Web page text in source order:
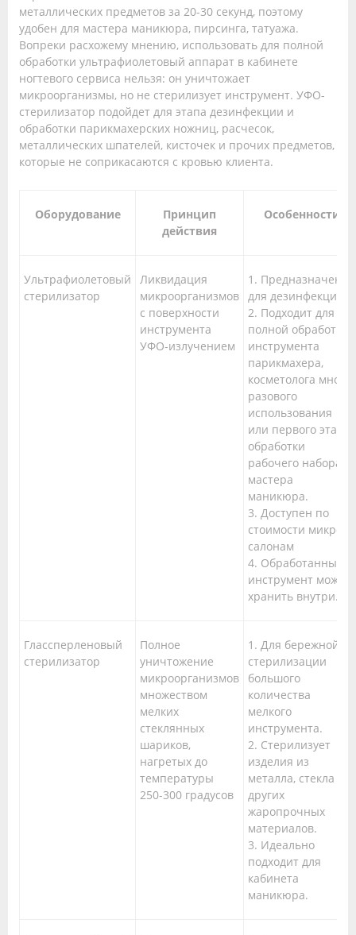
металлических предметов за 20-30 секунд, поэтому
удобен для мастера маникюра, пирсинга, татуажа.
Вопреки расхожему мнению, использовать для полной
обработки ультрафиолетовый аппарат в кабинете
ногтевого сервиса нельзя: он уничтожает
микроорганизмы, но не стерилизует инструмент. УФО-
стерилизатор подойдет для этапа дезинфекции и
обработки парикмахерских ножниц, расчесок,
металлических шпателей, кисточек и прочих предметов,
которые не соприкасаются с кровью клиента.
Оборудование
Принцип
действия
Особенности
Ультрафиолетовый
стерилизатор
Ликвидация
микроорганизмов
с поверхности
инструмента
УФО-излучением
1. Предназначен
для дезинфекции.
2. Подходит для
полной обработки
инструмента
парикмахера,
косметолога много
разового
использования
или первого этапа
обработки
рабочего набора
мастера
маникюра.
3. Доступен по
стоимости микро-
салонам
4. Обработанный
инструмент можно
хранить внутри.
Глассперленовый
стерилизатор
Полное
уничтожение
микроорганизмов
множеством
мелких
стеклянных
шариков,
нагретых до
температуры
250-300 градусов
1. Для бережной
стерилизации
большого
количества
мелкого
инструмента.
2. Стерилизует
изделия из
металла, стекла и
других
жаропрочных
материалов.
3. Идеально
подходит для
кабинета
маникюра.